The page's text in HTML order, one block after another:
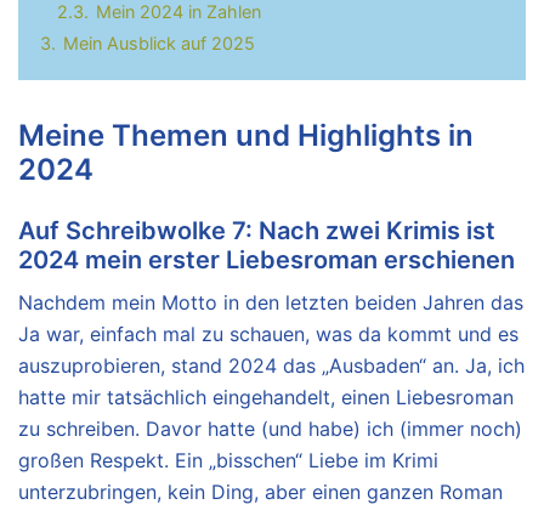
2.3. Mein 2024 in Zahlen
3. Mein Ausblick auf 2025
Meine Themen und Highlights in
2024
Auf Schreibwolke 7: Nach zwei Krimis ist
2024 mein erster Liebesroman erschienen
Nachdem mein Motto in den letzten beiden Jahren das
Ja war, einfach mal zu schauen, was da kommt und es
auszuprobieren, stand 2024 das „Ausbaden“ an. Ja, ich
hatte mir tatsächlich eingehandelt, einen Liebesroman
zu schreiben. Davor hatte (und habe) ich (immer noch)
großen Respekt. Ein „bisschen“ Liebe im Krimi
unterzubringen, kein Ding, aber einen ganzen Roman